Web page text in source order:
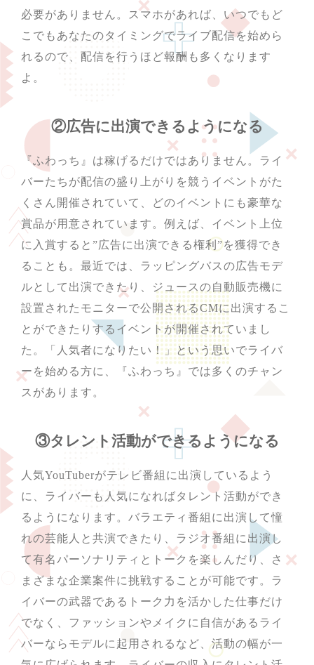
必要がありません。スマホがあれば、いつでもど
こでもあなたのタイミングでライブ配信を始めら
れるので、配信を行うほど報酬も多くなります
よ。
②広告に出演できるようになる
『ふわっち』は稼げるだけではありません。ライ
バーたちが配信の盛り上がりを競うイベントがた
くさん開催されていて、どのイベントにも豪華な
賞品が用意されています。例えば、イベント上位
に入賞すると”広告に出演できる権利”を獲得でき
ることも。最近では、ラッピングバスの広告モデ
ルとして出演できたり、ジュースの自動販売機に
設置されたモニターで公開されるCMに出演するこ
とができたりするイベントが開催されていまし
た。「人気者になりたい！」という思いでライバ
ーを始める方に、『ふわっち』では多くのチャン
スがあります。
③タレント活動ができるようになる
人気YouTuberがテレビ番組に出演しているよう
に、ライバーも人気になればタレント活動ができ
るようになります。バラエティ番組に出演して憧
れの芸能人と共演できたり、ラジオ番組に出演し
て有名パーソナリティとトークを楽しんだり、さ
まざまな企業案件に挑戦することが可能です。ラ
イバーの武器であるトーク力を活かした仕事だけ
でなく、ファッションやメイクに自信があるライ
バーならモデルに起用されるなど、活動の幅が一